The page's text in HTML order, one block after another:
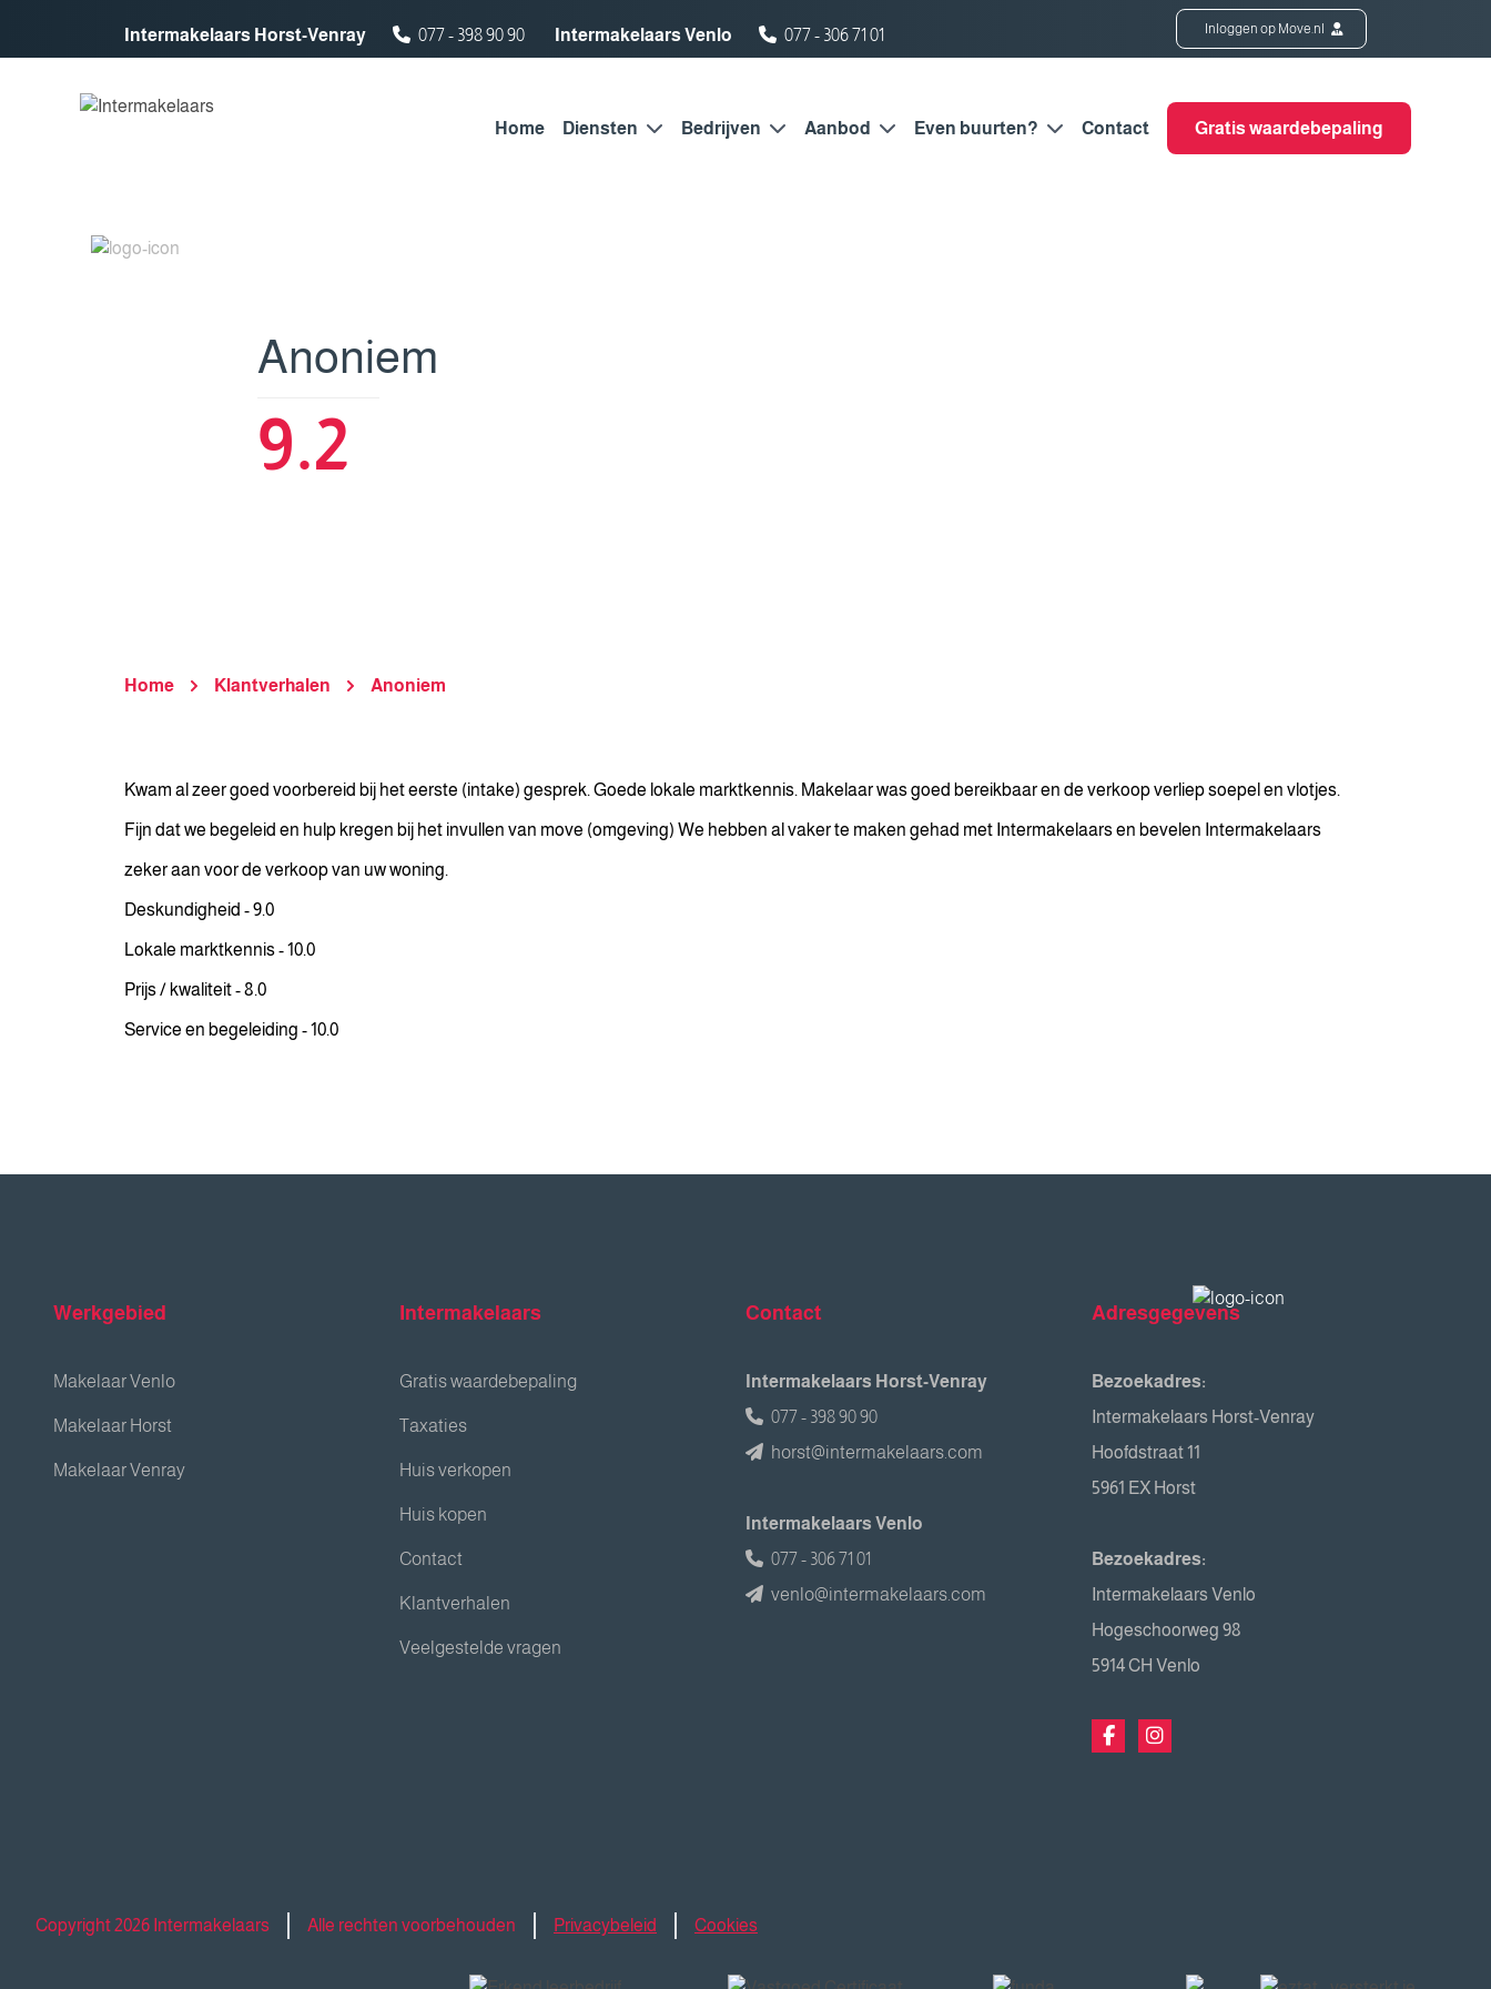
Intermakelaars Horst-Venray
077 - 398 90 90 Intermakelaars Venlo 077 - 306 71 01 Inloggen op Move.nl
Home Diensten Bedrijven Aanbod Even buurten? Contact Gratis waardebepaling
Anoniem
9.2
Home Klantverhalen Anoniem
Kwam al zeer goed voorbereid bij het eerste (intake) gesprek. Goede lokale marktkennis. Makelaar was goed bereikbaar en de verkoop verliep soepel en vlotjes.
Fijn dat we begeleid en hulp kregen bij het invullen van move (omgeving) We hebben al vaker te maken gehad met Intermakelaars en bevelen Intermakelaars
zeker aan voor de verkoop van uw woning.
Deskundigheid - 9.0
Lokale marktkennis - 10.0
Prijs / kwaliteit - 8.0
Service en begeleiding - 10.0
Werkgebied
Makelaar Venlo
Makelaar Horst
Makelaar Venray
Intermakelaars
Gratis waardebepaling
Taxaties
Huis verkopen
Huis kopen
Contact
Klantverhalen
Veelgestelde vragen
Contact
Intermakelaars Horst-Venray
077 - 398 90 90
horst@intermakelaars.com
Intermakelaars Venlo
077 - 306 71 01
venlo@intermakelaars.com
Adresgegevens
Bezoekadres:
Intermakelaars Horst-Venray
Hoofdstraat 11
5961 EX Horst
Bezoekadres:
Intermakelaars Venlo
Hogeschoorweg 98
5914 CH Venlo
Copyright 2026 Intermakelaars Alle rechten voorbehouden Privacybeleid Cookies